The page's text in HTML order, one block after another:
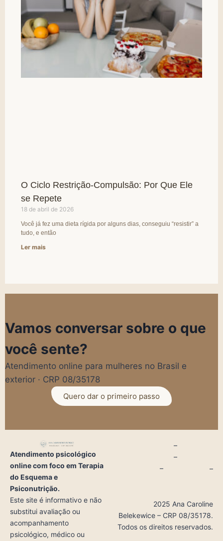
O Ciclo Restrição-Compulsão: Por Que Ele
se Repete
18 de abril de 2026
Você já fez uma dieta rígida por alguns dias, conseguiu “resistir” a
tudo, e então
Ler mais
Vamos conversar sobre o que
você sente?
Atendimento online para mulheres no Brasil e
exterior · CRP 08/35178
Quero dar o primeiro passo
Atendimento psicológico
online com foco em Terapia
do Esquema e
Psiconutrição.
Este site é informativo e não
substitui avaliação ou
acompanhamento
psicológico, médico ou
–
–
–
–
2025 Ana Caroline
Belekewice – CRP 08/35178.
Todos os direitos reservados.